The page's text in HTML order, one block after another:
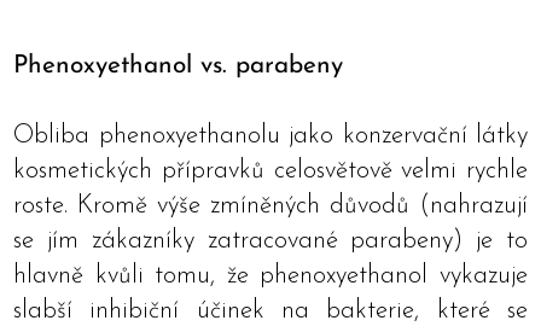
Phenoxyethanol vs. parabeny
Obliba phenoxyethanolu jako konzervační látky
kosmetických přípravků celosvětově velmi rychle
roste. Kromě výše zmíněných důvodů (nahrazují
se jím zákazníky zatracované parabeny) je to
hlavně kvůli tomu, že phenoxyethanol vykazuje
slabší inhibiční účinek na bakterie, které se